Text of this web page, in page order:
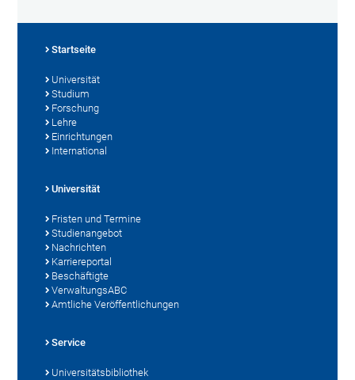
Startseite
Universität
Studium
Forschung
Lehre
Einrichtungen
International
Universität
Fristen und Termine
Studienangebot
Nachrichten
Karriereportal
Beschäftigte
VerwaltungsABC
Amtliche Veröffentlichungen
Service
Universitätsbibliothek